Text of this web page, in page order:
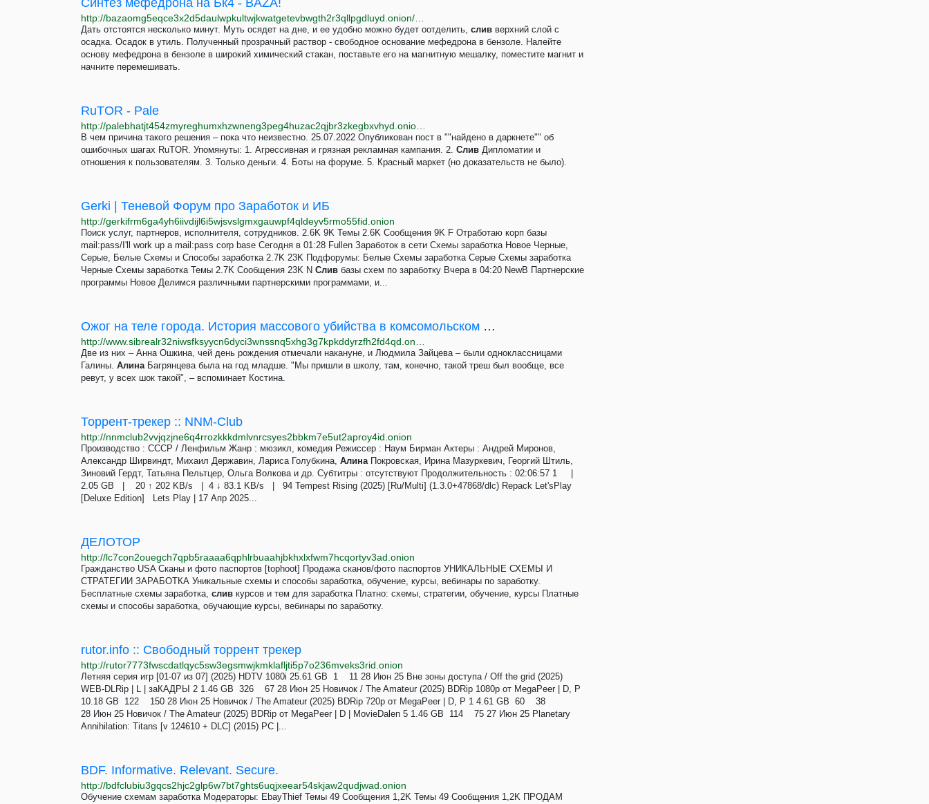
Синтез мефедрона на Бк4 - BAZA!
Дать отстоятся несколько минут. Муть осядет на дне, и ее удобно можно будет оотделить, слив верхний слой с
осадка. Осадок в утиль. Полученный прозрачный раствор - свободное основание мефедрона в бензоле. Налейте
основу мефедрона в бензоле в широкий химический стакан, поставьте его на магнитную мешалку, поместите магнит и
начните перемешивать.
RuTOR - Pale
В чем причина такого решения – пока что неизвестно. 25.07.2022 Опубликован пост в ""найдено в даркнете"" об
ошибочных шагах RuTOR. Упомянуты: 1. Агрессивная и грязная рекламная кампания. 2. Слив Дипломатии и
отношения к пользователям. 3. Только деньги. 4. Боты на форуме. 5. Красный маркет (но доказательств не было).
Gerki | Теневой Форум про Заработок и ИБ
http://gerkifrm6ga4yh6iivdijl6i5wjsvslgmxgauwpf4qldeyv5rmo55fid.onion
Поиск услуг, партнеров, исполнителя, сотрудников. 2.6K 9K Темы 2.6K Сообщения 9K F Отработаю корп базы
mail:pass/I'll work up a mail:pass corp base Сегодня в 01:28 Fullen Заработок в сети Схемы заработка Новое Черные,
Серые, Белые Схемы и Способы заработка 2.7K 23K Подфорумы: Белые Схемы заработка Серые Схемы заработка
Черные Схемы заработка Темы 2.7K Сообщения 23K N Слив базы схем по заработку Вчера в 04:20 NewB Партнерские
программы Новое Делимся различными партнерскими программами, и...
Ожог на теле города. История массового убийства в комсомольском кафе "Чародейка"
Две из них – Анна Ошкина, чей день рождения отмечали накануне, и Людмила Зайцева – были одноклассницами
Галины. АлинаБагрянцева была на год младше. "Мы пришли в школу, там, конечно, такой треш был вообще, все
ревут, у всех шок такой", – вспоминает Костина.
Торрент-трекер :: NNM-Club
http://nnmclub2vvjqzjne6q4rrozkkkdmlvnrcsyes2bbkm7e5ut2aproy4id.onion
Производство : СССР / Ленфильм Жанр : мюзикл, комедия Режиссер : Наум Бирман Актеры : Андрей Миронов,
Александр Ширвиндт, Михаил Державин, Лариса Голубкина, АлинаПокровская, Ирина Мазуркевич, Георгий Штиль,
Зиновий Гердт, Татьяна Пельтцер, Ольга Волкова и др. Субтитры : отсутствуют Продолжительность : 02:06:57 1 |
2.05 GB | 20 ↑ 202 KB/s | 4 ↓ 83.1 KB/s | 94 Tempest Rising (2025) [Ru/Multi] (1.3.0+47868/dlc) Repack Let'sРlay
[Deluxe Edition] Lets Play | 17 Апр 2025...
ДЕЛОТОР
http://lc7con2ouegch7qpb5raaaa6qphlrbuaahjbkhxlxfwm7hcqortyv3ad.onion
Гражданство USA Сканы и фото паспортов [tophoot] Продажа сканов/фото паспортов УНИКАЛЬНЫЕ СХЕМЫ И
СТРАТЕГИИ ЗАРАБОТКА Уникальные схемы и способы заработка, обучение, курсы, вебинары по заработку.
Бесплатные схемы заработка, слив курсов и тем для заработка Платно: схемы, стратегии, обучение, курсы Платные
схемы и способы заработка, обучающие курсы, вебинары по заработку.
rutor.info :: Свободный торрент трекер
http://rutor7773fwscdatlqyc5sw3egsmwjkmklafljti5p7o236mveks3rid.onion
Летняя серия игр [01-07 из 07] (2025) HDTV 1080i 25.61 GB 1 11 28 Июн 25 Вне зоны доступа / Off the grid (2025)
WEB-DLRip | L | заКАДРЫ 2 1.46 GB 326 67 28 Июн 25 Новичок / The Amateur (2025) BDRip 1080p от MegaPeer | D, P
10.18 GB 122 150 28 Июн 25 Новичок / The Amateur (2025) BDRip 720p от MegaPeer | D, P 1 4.61 GB 60 38
28 Июн 25 Новичок / The Amateur (2025) BDRip от MegaPeer | D | MovieDalen 5 1.46 GB 114 75 27 Июн 25 Planetary
Annihilation: Titans [v 124610 + DLC] (2015) PC |...
BDF. Informative. Relevant. Secure.
http://bdfclubiu3gqcs2hjc2glp6w7bt7ghts6uqjxeear54skjaw2qudjwad.onion
Обучение схемам заработка Модераторы: EbayThief Темы 49 Сообщения 1,2K Темы 49 Сообщения 1,2K ПРОДАМ